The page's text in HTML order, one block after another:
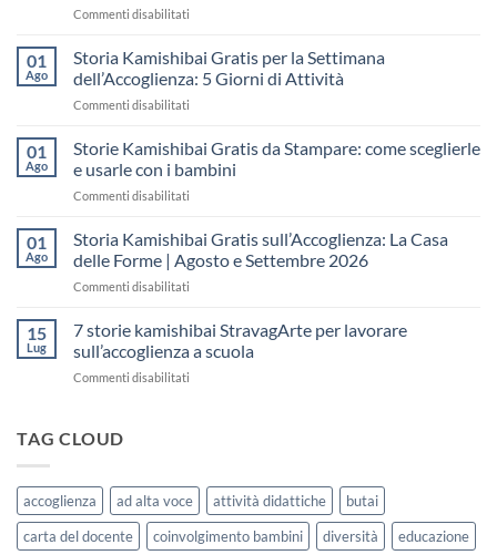
Commenti disabilitati
Kamishibai
sull’Accoglienza:
il
“fare
una
lezione
01
Ago
Storia Kamishibai Gratis per la Settimana
dell’Accoglienza: 5 Giorni di Attività
Commenti disabilitati
Kamishibai
per
dell’Accoglienza:
Giorni
01
Ago
Storie Kamishibai Gratis da Stampare: come sceglierle
e usarle con i bambini
Commenti disabilitati
Kamishibai
da
sceglierle
01
Ago
Storia Kamishibai Gratis sull’Accoglienza: La Casa
delle Forme | Agosto e Settembre 2026
Commenti disabilitati
Kamishibai
sull’Accoglienza:
Settembre
2026
15
Lug
7 storie kamishibai StravagArte per lavorare
sull’accoglienza a scuola
Commenti disabilitati
lavorare
sull’accoglienza
a
scuola
TAG CLOUD
accoglienza ad alta voce attività didattiche
butai
carta del docente
coinvolgimento bambini diversità
educazione